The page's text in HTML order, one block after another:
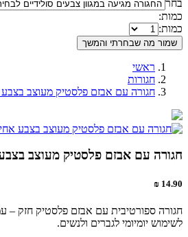
בחר
כמות:
כמות:
שמור מה שבחרתי והמשך
ראשי
חגורות
חגורה עם אבזם פלסטיק מעוצב
חגורה עם אבזם פלסטיק מעוצב
14.90 ₪
חגורה ספורטיבית עם אבזם פלסטיק חזק –
לשימוש יומיומי לגברים ולנשים.